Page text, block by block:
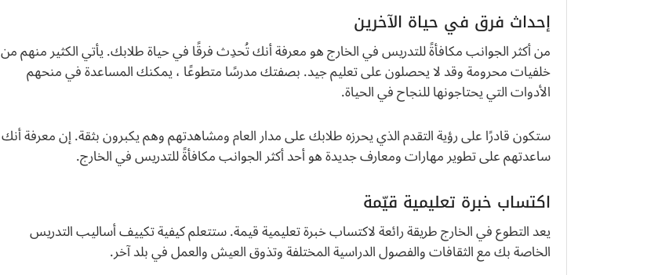
إحداث فرق في حياة الآخرين
من أكثر الجوانب مكافأةً للتدريس في الخارج هو معرفة أنك تُحدِث فرقًا في حياة طلابك. يأتي الكثير منهم من
خلفيات محرومة وقد لا يحصلون على تعليم جيد. بصفتك مدرسًا متطوعًا ، يمكنك المساعدة في منحهم
الأدوات التي يحتاجونها للنجاح في الحياة.
ستكون قادرًا على رؤية التقدم الذي يحرزه طلابك على مدار العام ومشاهدتهم وهم يكبرون بثقة. إن معرفة أنك
ساعدتهم على تطوير مهارات ومعارف جديدة هو أحد أكثر الجوانب مكافأةً للتدريس في الخارج.
اكتساب خبرة تعليمية قيّمة
يعد التطوع في الخارج طريقة رائعة لاكتساب خبرة تعليمية قيمة. ستتعلم كيفية تكييف أساليب التدريس
الخاصة بك مع الثقافات والفصول الدراسية المختلفة وتذوق العيش والعمل في بلد آخر.